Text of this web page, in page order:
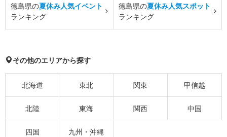
徳島県の夏休み人気イベント
ランキング
徳島県の夏休み人気スポット
ランキング
その他のエリアから探す
北海道 東北 関東 甲信越
北陸 東海 関西 中国
四国 九州・沖縄